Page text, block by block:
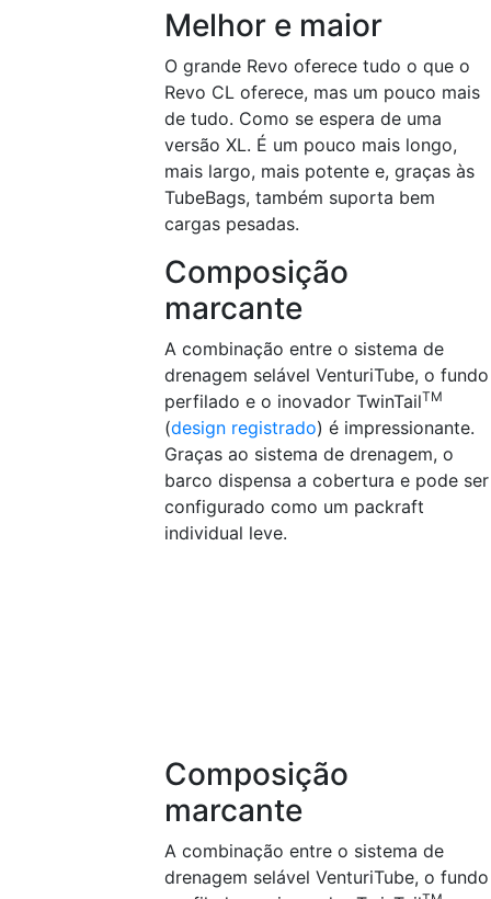
Melhor e maior
O grande Revo oferece tudo o que o
Revo CL oferece, mas um pouco mais
de tudo. Como se espera de uma
versão XL. É um pouco mais longo,
mais largo, mais potente e, graças às
TubeBags, também suporta bem
cargas pesadas.
Composição
marcante
A combinação entre o sistema de
drenagem selável VenturiTube, o fundo
perfilado e o inovador TwinTailTM
(design registrado) é impressionante.
Graças ao sistema de drenagem, o
barco dispensa a cobertura e pode ser
configurado como um packraft
individual leve.
Composição
marcante
A combinação entre o sistema de
drenagem selável VenturiTube, o fundo